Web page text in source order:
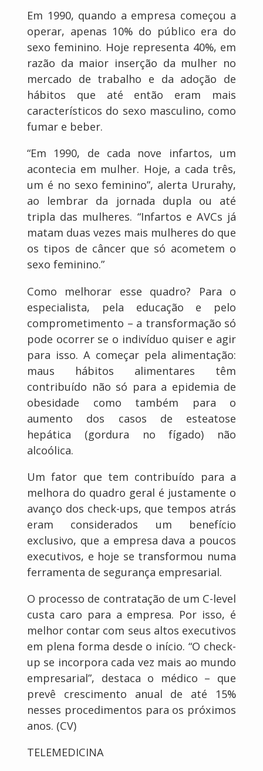
Em 1990, quando a empresa começou a
operar, apenas 10% do público era do
sexo feminino. Hoje representa 40%, em
razão da maior inserção da mulher no
mercado de trabalho e da adoção de
hábitos que até então eram mais
característicos do sexo masculino, como
fumar e beber.
“Em 1990, de cada nove infartos, um
acontecia em mulher. Hoje, a cada três,
um é no sexo feminino”, alerta Ururahy,
ao lembrar da jornada dupla ou até
tripla das mulheres. “Infartos e AVCs já
matam duas vezes mais mulheres do que
os tipos de câncer que só acometem o
sexo feminino.”
Como melhorar esse quadro? Para o
especialista, pela educação e pelo
comprometimento – a transformação só
pode ocorrer se o indivíduo quiser e agir
para isso. A começar pela alimentação:
maus hábitos alimentares têm
contribuído não só para a epidemia de
obesidade como também para o
aumento dos casos de esteatose
hepática (gordura no fígado) não
alcoólica.
Um fator que tem contribuído para a
melhora do quadro geral é justamente o
avanço dos check-ups, que tempos atrás
eram considerados um benefício
exclusivo, que a empresa dava a poucos
executivos, e hoje se transformou numa
ferramenta de segurança empresarial.
O processo de contratação de um C-level
custa caro para a empresa. Por isso, é
melhor contar com seus altos executivos
em plena forma desde o início. “O check-
up se incorpora cada vez mais ao mundo
empresarial”, destaca o médico – que
prevê crescimento anual de até 15%
nesses procedimentos para os próximos
anos. (CV)
TELEMEDICINA